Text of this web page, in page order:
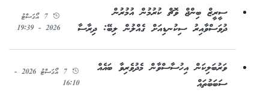
ސީރީޒް ބިންޖް ވޮޗް ކުރުމުން އުމުރުން
ދުވަސްވާއިރު ސިކުނޑިއަށް ގެއްލުން ލިބޭ: ދިރާސާ
7 އޯގަސްޓު
2026 - 19:39
ވަރުބަލިކަން އިހުސާސްވާން މެދުވެރިވާ ބައެއް
ސަބަބުތައް
7 އޯގަސްޓު 2026 -
16:10